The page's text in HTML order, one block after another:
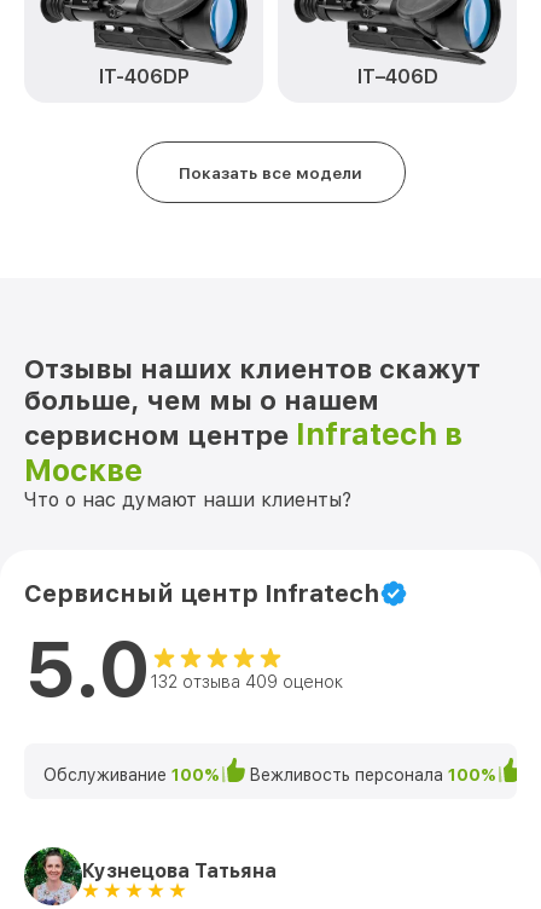
Замена матрицы IT-404D Infratech от 1100₽
Замена дисплея (экрана) IT-404D
Infratech
от 750₽
Ремонт Wi-Fi IT-404D Infratech
Infratech
IT-406DP IT–406D
Показать все модели
Отзывы наших клиентов скажут
больше, чем мы о нашем
сервисном центре Infratech в
Москве
Что о нас думают наши клиенты?
Сервисный центр Infratech
5.0 132 отзыва 409 оценок
Обслуживание 100% Вежливость персонала 100%
Кузнецова Татьяна